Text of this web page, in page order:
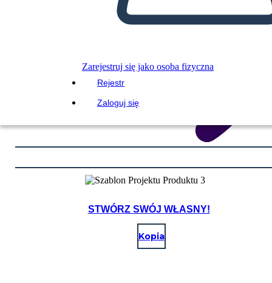
Zarejestruj się jako osoba fizyczna
Rejestr
Zaloguj się
STWÓRZ SWÓJ WŁASNY!
Kopia